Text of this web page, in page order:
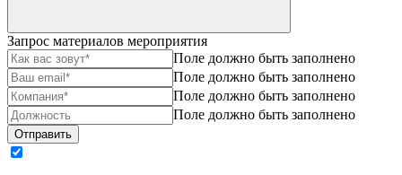
Запрос материалов мероприятия
Поле должно быть заполнено
Поле должно быть заполнено
Поле должно быть заполнено
Поле должно быть заполнено
Отправить